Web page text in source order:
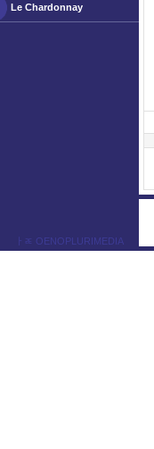
Le Chardonnay
ￂﾮ OENOPLURIMEDIA